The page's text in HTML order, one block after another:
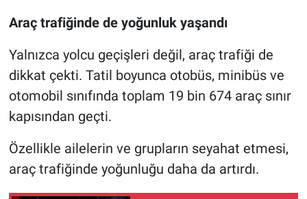
Araç trafiğinde de yoğunluk yaşandı
Yalnızca yolcu geçişleri değil, araç trafiği de
dikkat çekti. Tatil boyunca otobüs, minibüs ve
otomobil sınıfında toplam 19 bin 674 araç sınır
kapısından geçti.
Özellikle ailelerin ve grupların seyahat etmesi,
araç trafiğinde yoğunluğu daha da artırdı.